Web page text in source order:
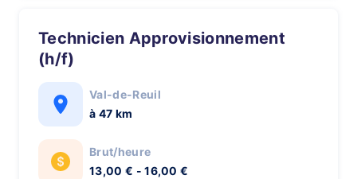
Technicien Approvisionnement
(h/f)
Val-de-Reuil
à 47 km
Brut/heure
13,00 € - 16,00 €